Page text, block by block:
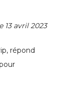
13 avril 2023
répond